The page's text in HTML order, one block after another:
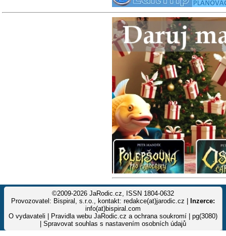
©2009-2026 JaRodic.cz, ISSN 1804-0632
Provozovatel: Bispiral, s.r.o., kontakt: redakce(at)jarodic.cz |
Inzerce:
info(at)bispiral.com
O vydavateli
Pravidla webu JaRodic.cz a ochrana soukromí | pg(3080)
Spravovat souhlas s nastavením osobních údajů